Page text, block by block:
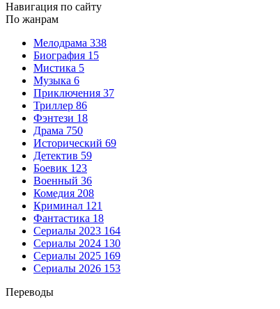
Навигация по сайту
По жанрам
Мелодрама 338
Биография 15
Мистика 5
Музыка 6
Приключения 37
Триллер 86
Фэнтези 18
Драма 750
Исторический 69
Детектив 59
Боевик 123
Военный 36
Комедия 208
Криминал 121
Фантастика 18
Сериалы 2023 164
Сериалы 2024 130
Сериалы 2025 169
Сериалы 2026 153
Переводы